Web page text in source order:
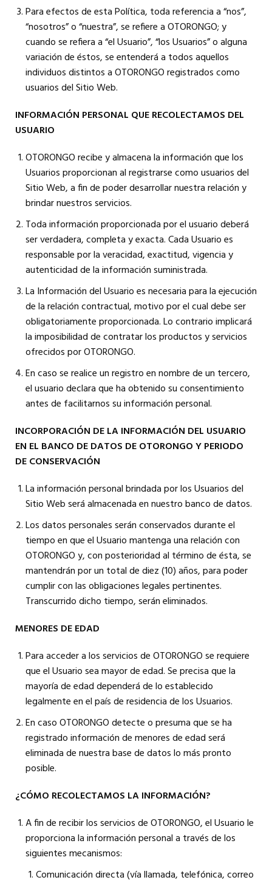
Para efectos de esta Política, toda referencia a “nos”,
“nosotros” o “nuestra”, se refiere a OTORONGO; y
cuando se refiera a “el Usuario”, “los Usuarios” o alguna
variación de éstos, se entenderá a todos aquellos
individuos distintos a OTORONGO registrados como
usuarios del Sitio Web.
INFORMACIÓN PERSONAL QUE RECOLECTAMOS DEL
USUARIO
OTORONGO recibe y almacena la información que los
Usuarios proporcionan al registrarse como usuarios del
Sitio Web, a fin de poder desarrollar nuestra relación y
brindar nuestros servicios.
Toda información proporcionada por el usuario deberá
ser verdadera, completa y exacta. Cada Usuario es
responsable por la veracidad, exactitud, vigencia y
autenticidad de la información suministrada.
La Información del Usuario es necesaria para la ejecución
de la relación contractual, motivo por el cual debe ser
obligatoriamente proporcionada. Lo contrario implicará
la imposibilidad de contratar los productos y servicios
ofrecidos por OTORONGO.
En caso se realice un registro en nombre de un tercero,
el usuario declara que ha obtenido su consentimiento
antes de facilitarnos su información personal.
INCORPORACIÓN DE LA INFORMACIÓN DEL USUARIO
EN EL BANCO DE DATOS DE OTORONGO Y PERIODO
DE CONSERVACIÓN
La información personal brindada por los Usuarios del
Sitio Web será almacenada en nuestro banco de datos.
Los datos personales serán conservados durante el
tiempo en que el Usuario mantenga una relación con
OTORONGO y, con posterioridad al término de ésta, se
mantendrán por un total de diez (10) años, para poder
cumplir con las obligaciones legales pertinentes.
Transcurrido dicho tiempo, serán eliminados.
MENORES DE EDAD
Para acceder a los servicios de OTORONGO se requiere
que el Usuario sea mayor de edad. Se precisa que la
mayoría de edad dependerá de lo establecido
legalmente en el país de residencia de los Usuarios.
En caso OTORONGO detecte o presuma que se ha
registrado información de menores de edad será
eliminada de nuestra base de datos lo más pronto
posible.
¿CÓMO RECOLECTAMOS LA INFORMACIÓN?
A fin de recibir los servicios de OTORONGO, el Usuario le
proporciona la información personal a través de los
siguientes mecanismos:
Comunicación directa (vía llamada, telefónica, correo